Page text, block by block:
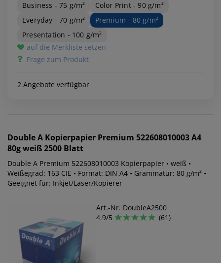
Business - 75 g/m²
Color Print - 90 g/m²
Everyday - 70 g/m²
Premium - 80 g/m²
Presentation - 100 g/m²
auf die Merkliste setzen
Frage zum Produkt
2 Angebote verfügbar
Double A Kopierpapier Premium 522608010003 A4
80g weiß 2500 Blatt
Double A Premium 522608010003 Kopierpapier • weiß •
Weißegrad: 163 CIE • Format: DIN A4 • Grammatur: 80 g/m² •
Geeignet für: Inkjet/Laser/Kopierer
Art.-Nr. DoubleA2500
4.9/5
(61)